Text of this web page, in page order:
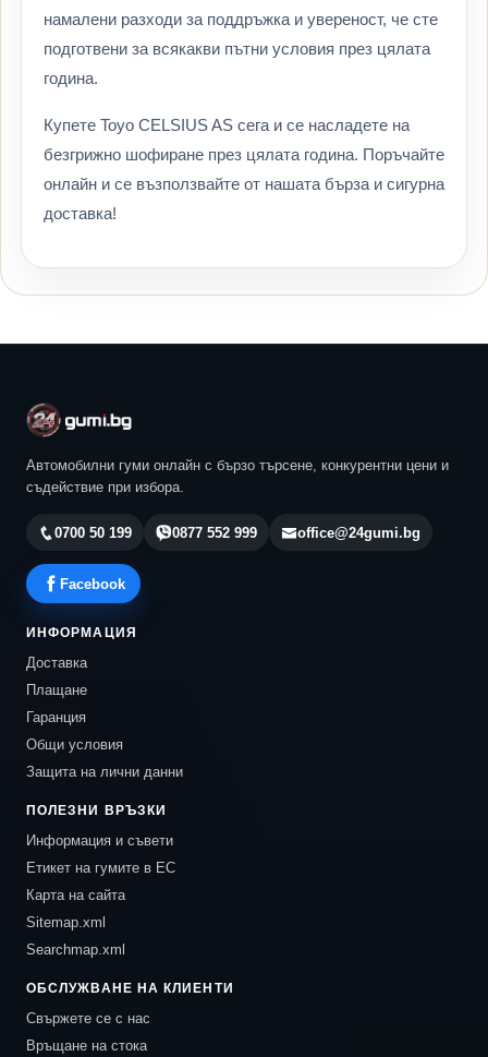
намалени разходи за поддръжка и увереност, че сте
подготвени за всякакви пътни условия през цялата
година.
Купете Toyo CELSIUS AS сега и се насладете на
безгрижно шофиране през цялата година. Поръчайте
онлайн и се възползвайте от нашата бърза и сигурна
доставка!
Автомобилни гуми онлайн с бързо търсене, конкурентни цени и
съдействие при избора.
0700 50 199 0877 552 999 office@24gumi.bg
Facebook
ИНФОРМАЦИЯ
Доставка
Плащане
Гаранция
Общи условия
Защита на лични данни
ПОЛЕЗНИ ВРЪЗКИ
Информация и съвети
Етикет на гумите в ЕС
Карта на сайта
Sitemap.xml
Searchmap.xml
ОБСЛУЖВАНЕ НА КЛИЕНТИ
Свържете се с нас
Връщане на стока